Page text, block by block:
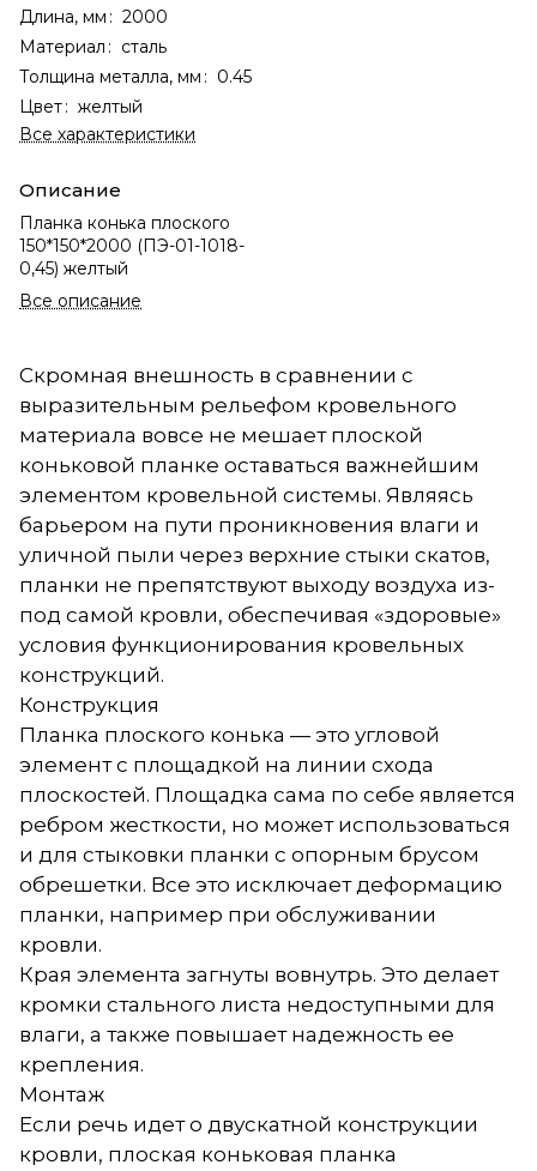
Длина, мм : 2000
Материал : сталь
Толщина металла, мм : 0.45
Цвет: желтый
Все характеристики
Описание
Планка конька плоского
150*150*2000 (ПЭ-01-1018-
0,45) желтый
Все описание
Скромная внешность в сравнении с
выразительным рельефом кровельного
материала вовсе не мешает плоской
коньковой планке оставаться важнейшим
элементом кровельной системы. Являясь
барьером на пути проникновения влаги и
уличной пыли через верхние стыки скатов,
планки не препятствуют выходу воздуха из-
под самой кровли, обеспечивая «здоровые»
условия функционирования кровельных
конструкций.
Конструкция
Планка плоского конька — это угловой
элемент с площадкой на линии схода
плоскостей. Площадка сама по себе является
ребром жесткости, но может использоваться
и для стыковки планки с опорным брусом
обрешетки. Все это исключает деформацию
планки, например при обслуживании
кровли.
Края элемента загнуты вовнутрь. Это делает
кромки стального листа недоступными для
влаги, а также повышает надежность ее
крепления.
Монтаж
Если речь идет о двускатной конструкции
кровли, плоская коньковая планка